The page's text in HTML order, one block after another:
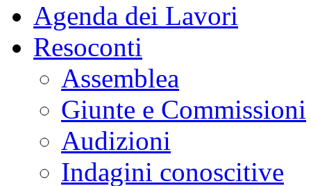
Agenda dei Lavori
Resoconti
Assemblea
Giunte e Commissioni
Audizioni
Indagini conoscitive